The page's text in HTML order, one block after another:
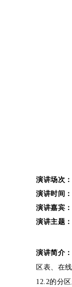
演讲场次：
演讲时间：
演讲嘉宾：
演讲主题：
演讲简介：
区表、在
12.2的分